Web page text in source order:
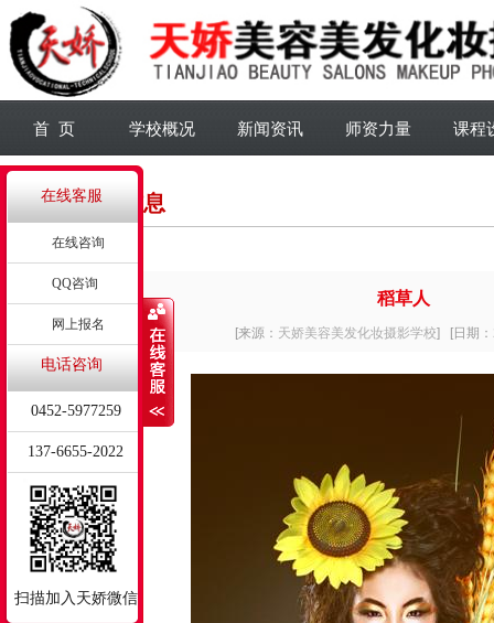
首 页 学校概况 新闻资讯 师资力量 课程
详细信息
稻草人
[来源： 天娇美容美发化妆摄影学校] [日期
在线客服
在线咨询
QQ咨询
网上报名
电话咨询
0452-5977259
137-6655-2022
扫描加入天娇微信